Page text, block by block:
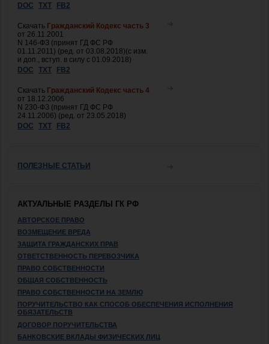
DOC
TXT FB2
Скачать Гражданский Кодекс часть 3
от 26.11.2001
N 146-ФЗ (принят ГД ФС РФ
01.11.2011) (ред. от 03.08.2018)(с изм.
и доп., вступ. в силу с 01.09.2018)
DOC
TXT FB2
Скачать Гражданский Кодекс часть 4
от 18.12.2006
N 230-ФЗ (принят ГД ФС РФ
24.11.2006) (ред. от 23.05.2018)
DOC
TXT FB2
ПОЛЕЗНЫЕ СТАТЬИ
АКТУАЛЬНЫЕ РАЗДЕЛЫ ГК РФ
АВТОРСКОЕ ПРАВО
ВОЗМЕЩЕНИЕ ВРЕДА
ЗАЩИТА ГРАЖДАНСКИХ ПРАВ
ОТВЕТСТВЕННОСТЬ ПЕРЕВОЗЧИКА
ПРАВО СОБСТВЕННОСТИ
ОБЩАЯ СОБСТВЕННОСТЬ
ПРАВО СОБСТВЕННОСТИ НА ЗЕМЛЮ
ПОРУЧИТЕЛЬСТВО КАК СПОСОБ ОБЕСПЕЧЕНИЯ ИСПОЛНЕНИЯ
ОБЯЗАТЕЛЬСТВ
ДОГОВОР ПОРУЧИТЕЛЬСТВА
БАНКОВСКИЕ ВКЛАДЫ ФИЗИЧЕСКИХ ЛИЦ